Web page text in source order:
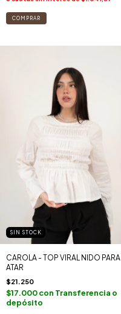
COMPRAR
SIN STOCK
CAROLA - TOP VIRAL NIDO PARA
ATAR
$21.250
$17.000con Transferencia o
depósito